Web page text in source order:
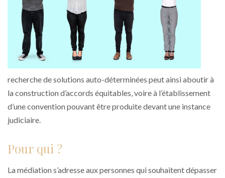
recherche de solutions auto-déterminées peut ainsi aboutir à
la construction d’accords équitables, voire à l’établissement
d’une convention pouvant être produite devant une instance
judiciaire.
Pour qui ?
La médiation s’adresse aux personnes qui souhaitent dépasser